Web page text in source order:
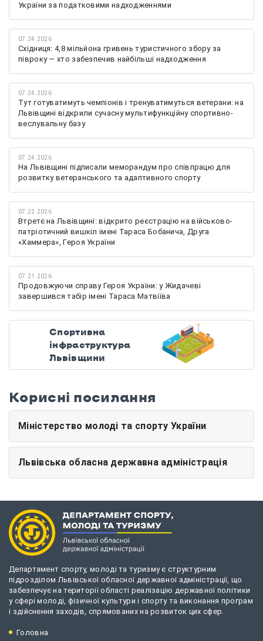
України за податковими надходженнями
07.24.2026
Східниця: 4,8 мільйона гривень туристичного збору за
півроку — хто забезпечив найбільші надходження
07.24.2026
Тут готуватимуть чемпіонів і тренуватимуться ветерани: на
Львівщині відкрили сучасну мультифункційну спортивно-
веслувальну базу
07.24.2026
На Львівщині підписали меморандум про співпрацю для
розвитку ветеранського та адаптивного спорту
07.22.2026
Втретє на Львівщині: відкрито реєстрацію на військово-
патріотичний вишкіл імені Тараса Бобанича, Друга
«Хаммера», Героя України
07.21.2026
Продовжуючи справу Героя України: у Жидачеві
завершився табір імені Тараса Матвіїва
Спортивна
інфраструктура
Львівщини
Корисні посилання
Міністерство молоді та спорту України
Львівська обласна державна адміністрація
Департамент спорту, молоді та туризму є структурним
підрозділом Львівської обласної державної адміністрації, що
забезпечує на території області реалізацію державної політики
у сфері молоді, фізичної культури і спорту та виконання програм
і здійснення заходів, спрямованих на розвиток цих сфер.
Головна